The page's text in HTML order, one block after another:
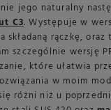
jego naturalny
C3. Występuje w
składaną rączkę,
szczególnie wersję
które ułatwia
w moim
różni niż u